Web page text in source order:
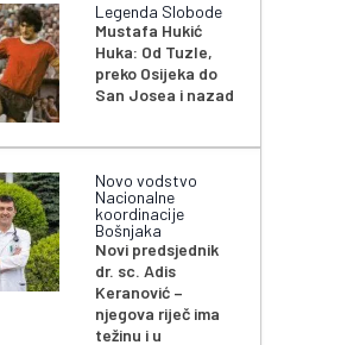
Legenda Slobode
Mustafa Hukić
Huka: Od Tuzle,
preko Osijeka do
San Josea i nazad
Novo vodstvo
Nacionalne
koordinacije
Bošnjaka
Novi predsjednik
dr. sc. Adis
Keranović –
njegova riječ ima
težinu i u